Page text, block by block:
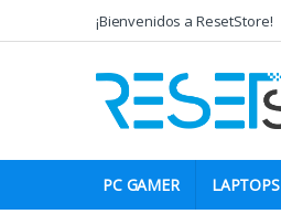
Skip to navigation
Skip to content¡Bienvenidos a ResetStore!
PC GAMER LAPTOPS